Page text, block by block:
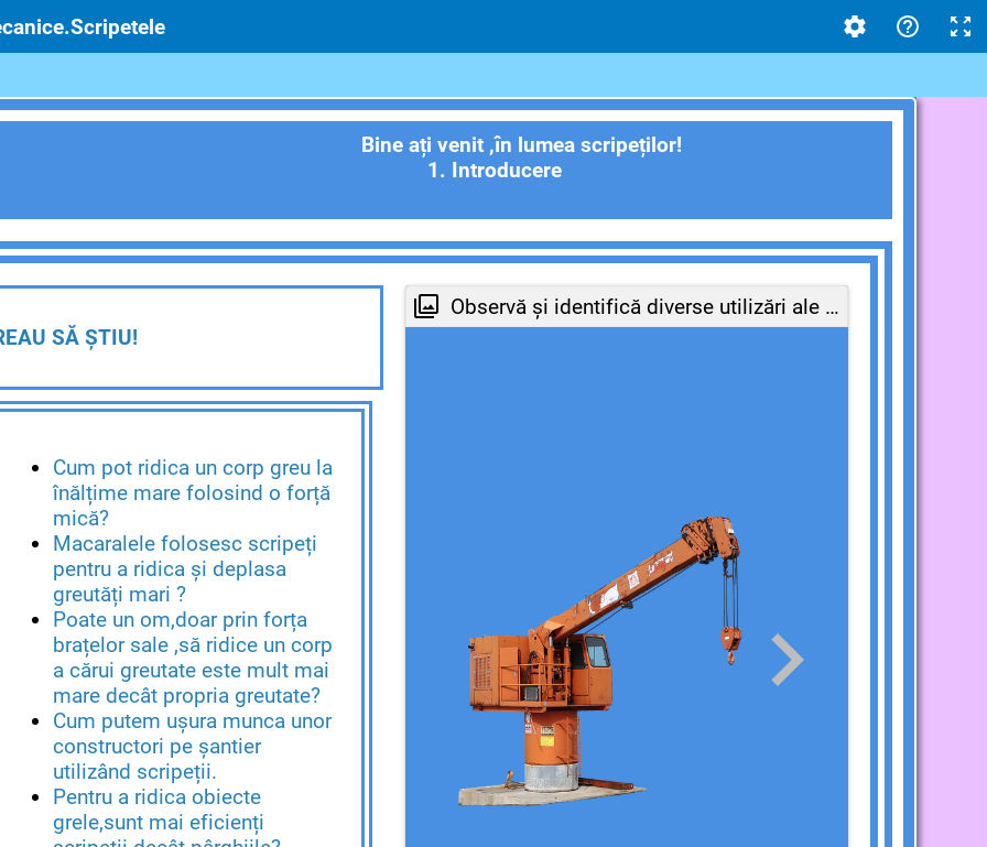
Bine ați venit ,în lumea scripeților!
Introducere
SĂ ȘTIU!
Cum pot ridica un corp greu la
înălțime mare folosind o forță
mică?
Macaralele folosesc scripeți
pentru a ridica și deplasa
greutăți mari ?
Poate un om,doar prin forța
brațelor sale ,să ridice un corp
a cărui greutate este mult mai
mare decât propria greutate?
Cum putem ușura munca unor
constructori pe șantier
utilizând scripeții.
Pentru a ridica obiecte
grele,sunt mai eficienți
Observă și identifică diverse utilizări ale scripeților!